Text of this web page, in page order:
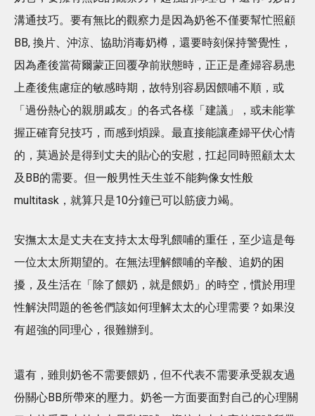
溝通技巧。要有無比的觀察力是因為奶爸不僅要幫忙照顧
BB, 換片、沖涼、協助消毒奶樽，還要時刻保持警覺性，
因為產後當荷爾蒙正回覆孕前狀態時，正正是產婦容易患
上產後焦慮症的敏感時期，故特別容易因餵哺不順，或
「過份熱心的親朋戚友」的各式各樣「建議」，或未能掌
握正確育兒技巧，而感到煩躁。最直接能讓產婦平伏心情
的，莫過於是得到丈夫的貼心的安慰，扛起同時照顧太太
及BB的需要。但一般男性天生並不能夠像女性般
multitask，就算只是10分鐘已可以筋疲力竭。
安撫太太是丈夫在支持太太母乳餵哺的重任，至少這是每
一位太太所期望的。在無法理解餵哺的辛酸、追奶的困
擾，及生活在「除了餵奶，就是餵奶」的時空，慣於用理
性解決問題的爸爸們該如何理解太太的心理需要？如果沒
有超強的同理心，很難辦到。
還有，雖則奶爸不需要餵奶，但不代表不需要承受親友過
份關心BB所帶來的壓力。奶爸一方面要面對自己的心理關